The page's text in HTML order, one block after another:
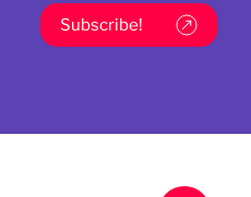
Subscribe!